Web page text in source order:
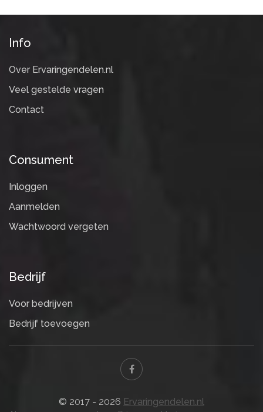
Info
Over Ervaringendelen.nl
Veel gestelde vragen
Contact
Consument
Inloggen
Aanmelden
Wachtwoord vergeten
Bedrijf
Voor bedrijven
Bedrijf toevoegen
© 2017 - 2026 Ervaringendelen.nl